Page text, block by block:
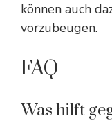
können auch
vorzubeugen.
FAQ
Was hilft